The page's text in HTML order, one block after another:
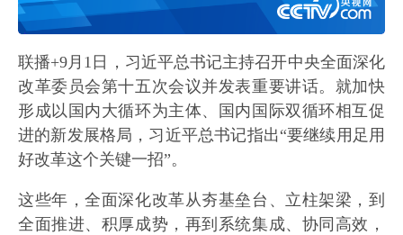
联播+9月1日，习近平总书记主持召开中央全面深化
改革委员会第十五次会议并发表重要讲话。就加快
形成以国内大循环为主体、国内国际双循环相互促
进的新发展格局，习近平总书记指出“要继续用足用
好改革这个关键一招”。
这些年，全面深化改革从夯基垒台、立柱架梁，到
全面推进、积厚成势，再到系统集成、协同高效，